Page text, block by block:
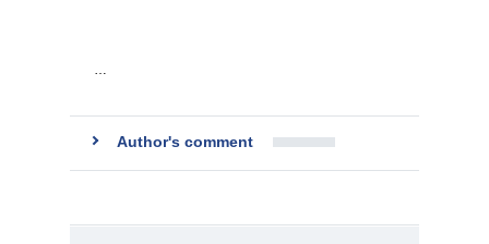
…
Author's comment